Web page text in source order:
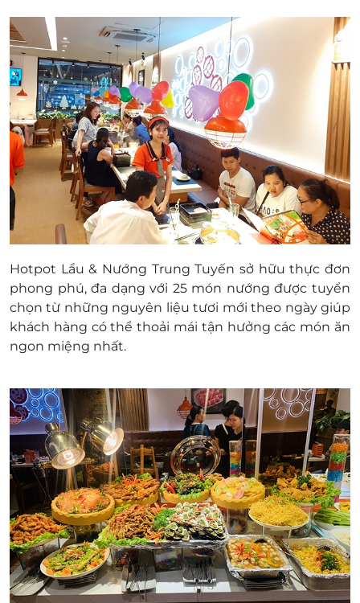
Một khách hàng được mua nhiều voucher.
E-Voucher/E-Coupon không có giá trị quy đổi
thành tiền mặt, không trả lại tiền thừa.
Không áp dụng đồng thời với chương trình
khuyến mại khác.
Hotpot Lẩu & Nướng Trung Tuyến sở hữu thực đơn
phong phú, đa dạng với 25 món nướng được tuyển
chọn từ những nguyên liệu tươi mới theo ngày giúp
khách hàng có thể thoải mái tận hưởng các món ăn
ngon miệng nhất.